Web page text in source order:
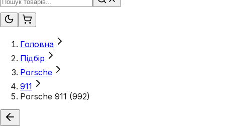
Головна
Підбір
Porsche
911
Porsche 911 (992)